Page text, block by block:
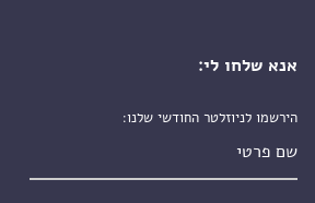
אנא שלחו לי:
הירשמו לניוזלטר החודשי שלנו: